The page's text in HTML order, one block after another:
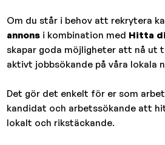
Om du står i behov att rekrytera
annons i kombination med Hitta
skapar goda möjligheter att nå ut
aktivt jobbsökande på våra lokala
Det gör det enkelt för er som
kandidat och arbetssökande att
lokalt och rikstäckande.